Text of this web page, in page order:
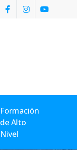
Formación
de Alto
Nivel